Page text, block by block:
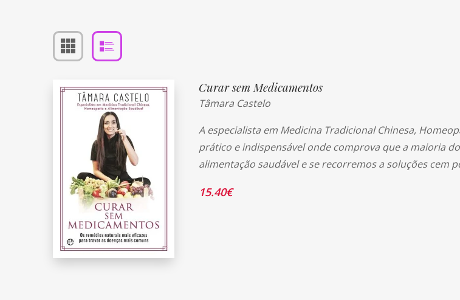
Curar sem Medicamentos
Tâmara Castelo
A especialista em Medicina Tradicional Chinesa,
prático e indispensável onde comprova que a maioria
alimentação saudável e se recorremos a soluções cem
15.40€